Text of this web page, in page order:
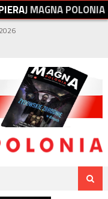
IERAJMAGNAPOLONIA